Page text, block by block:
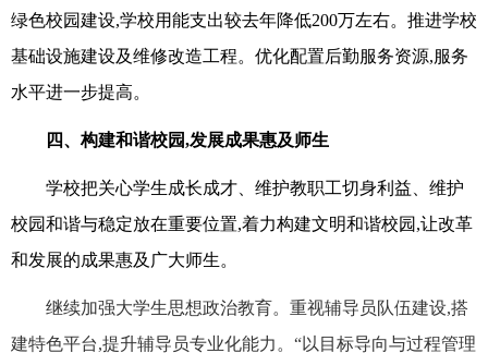
绿色校园建设,学校用能支出较去年降低200万左右。推进学校
基础设施建设及维修改造工程。优化配置后勤服务资源,服务
水平进一步提高。
四、构建和谐校园,发展成果惠及师生
学校把关心学生成长成才、维护教职工切身利益、维护
校园和谐与稳定放在重要位置,着力构建文明和谐校园,让改革
和发展的成果惠及广大师生。
继续加强大学生思想政治教育。重视辅导员队伍建设,搭
建特色平台,提升辅导员专业化能力。“以目标导向与过程管理